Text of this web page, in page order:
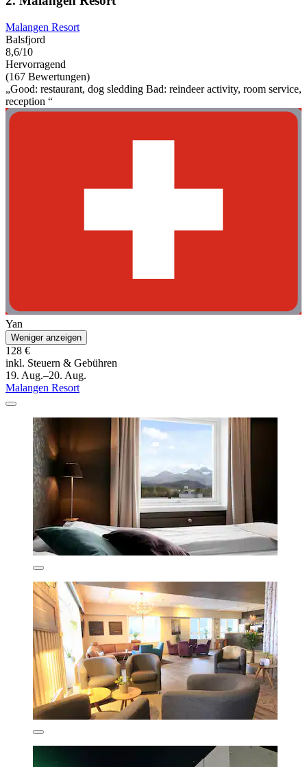
Malangen Resort
Balsfjord
8,6/10
Hervorragend
(167 Bewertungen)
„Good: restaurant, dog sledding Bad: reindeer activity, room service,
reception “
Yan
Weniger anzeigen
128 €
inkl. Steuern & Gebühren
19. Aug.–20. Aug.
Malangen Resort